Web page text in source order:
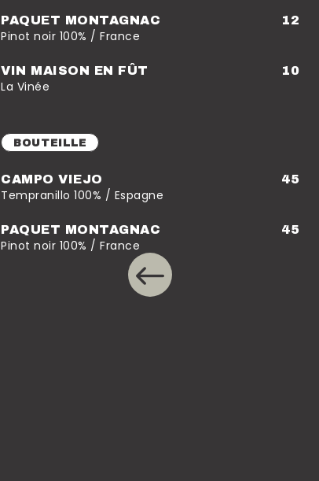
PAQUET MONTAGNAC 12
Pinot noir 100% / France
VIN MAISON EN FÛT 10
La Vinée
BOUTEILLE
CAMPO VIEJO 45
Tempranillo 100% / Espagne
PAQUET MONTAGNAC 45
Pinot noir 100% / France